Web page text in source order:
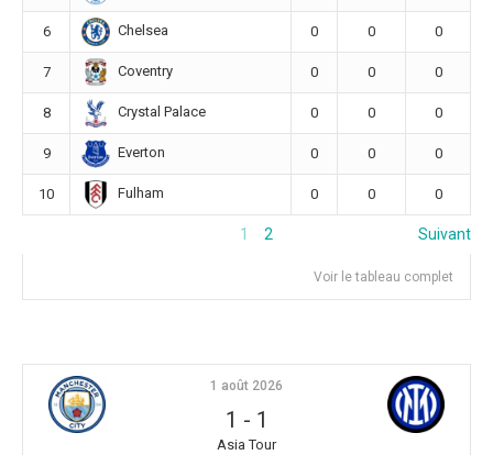
6 Chelsea 0 0 0
7 Coventry 0 0 0
8 Crystal Palace 0 0 0
9 Everton 0 0 0
10 Fulham 0 0 0
1 2 Suivant
Voir le tableau complet
1 août 2026
1 - 1
Asia Tour